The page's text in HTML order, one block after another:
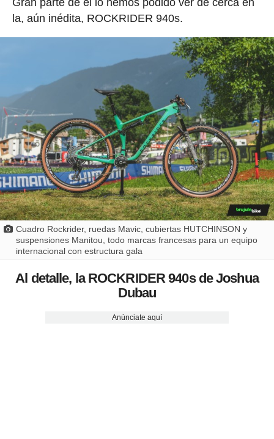
Gran parte de él lo hemos podido ver de cerca en
la, aún inédita, ROCKRIDER 940s.
Cuadro Rockrider, ruedas Mavic, cubiertas HUTCHINSON y
suspensiones Manitou, todo marcas francesas para un equipo
internacional con estructura gala
Al detalle, la ROCKRIDER 940s de Joshua
Dubau
Anúnciate aquí